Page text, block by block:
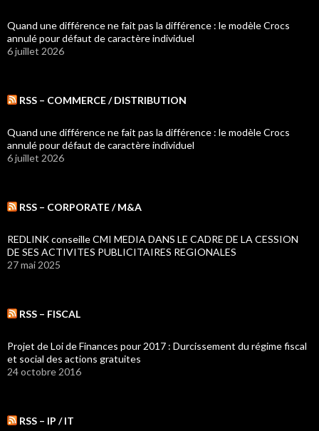
Quand une différence ne fait pas la différence : le modèle Crocs
annulé pour défaut de caractère individuel
6 juillet 2026
RSS – COMMERCE / DISTRIBUTION
Quand une différence ne fait pas la différence : le modèle Crocs
annulé pour défaut de caractère individuel
6 juillet 2026
RSS – CORPORATE / M&A
REDLINK conseille CMI MEDIA DANS LE CADRE DE LA CESSION
DE SES ACTIVITES PUBLICITAIRES REGIONALES
27 mai 2025
RSS – FISCAL
Projet de Loi de Finances pour 2017 : Durcissement du régime fiscal
et social des actions gratuites
24 octobre 2016
RSS – IP / IT